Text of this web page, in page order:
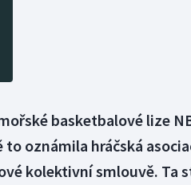
basketbalové lize
oznámila hráčská
kolektivní smlouvě. Ta